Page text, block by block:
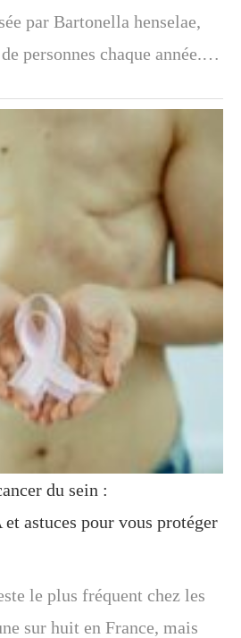
par Bartonella henselae,
personnes chaque année.…
du sein :
astuces pour vous protéger
le plus fréquent chez les
sur huit en France, mais